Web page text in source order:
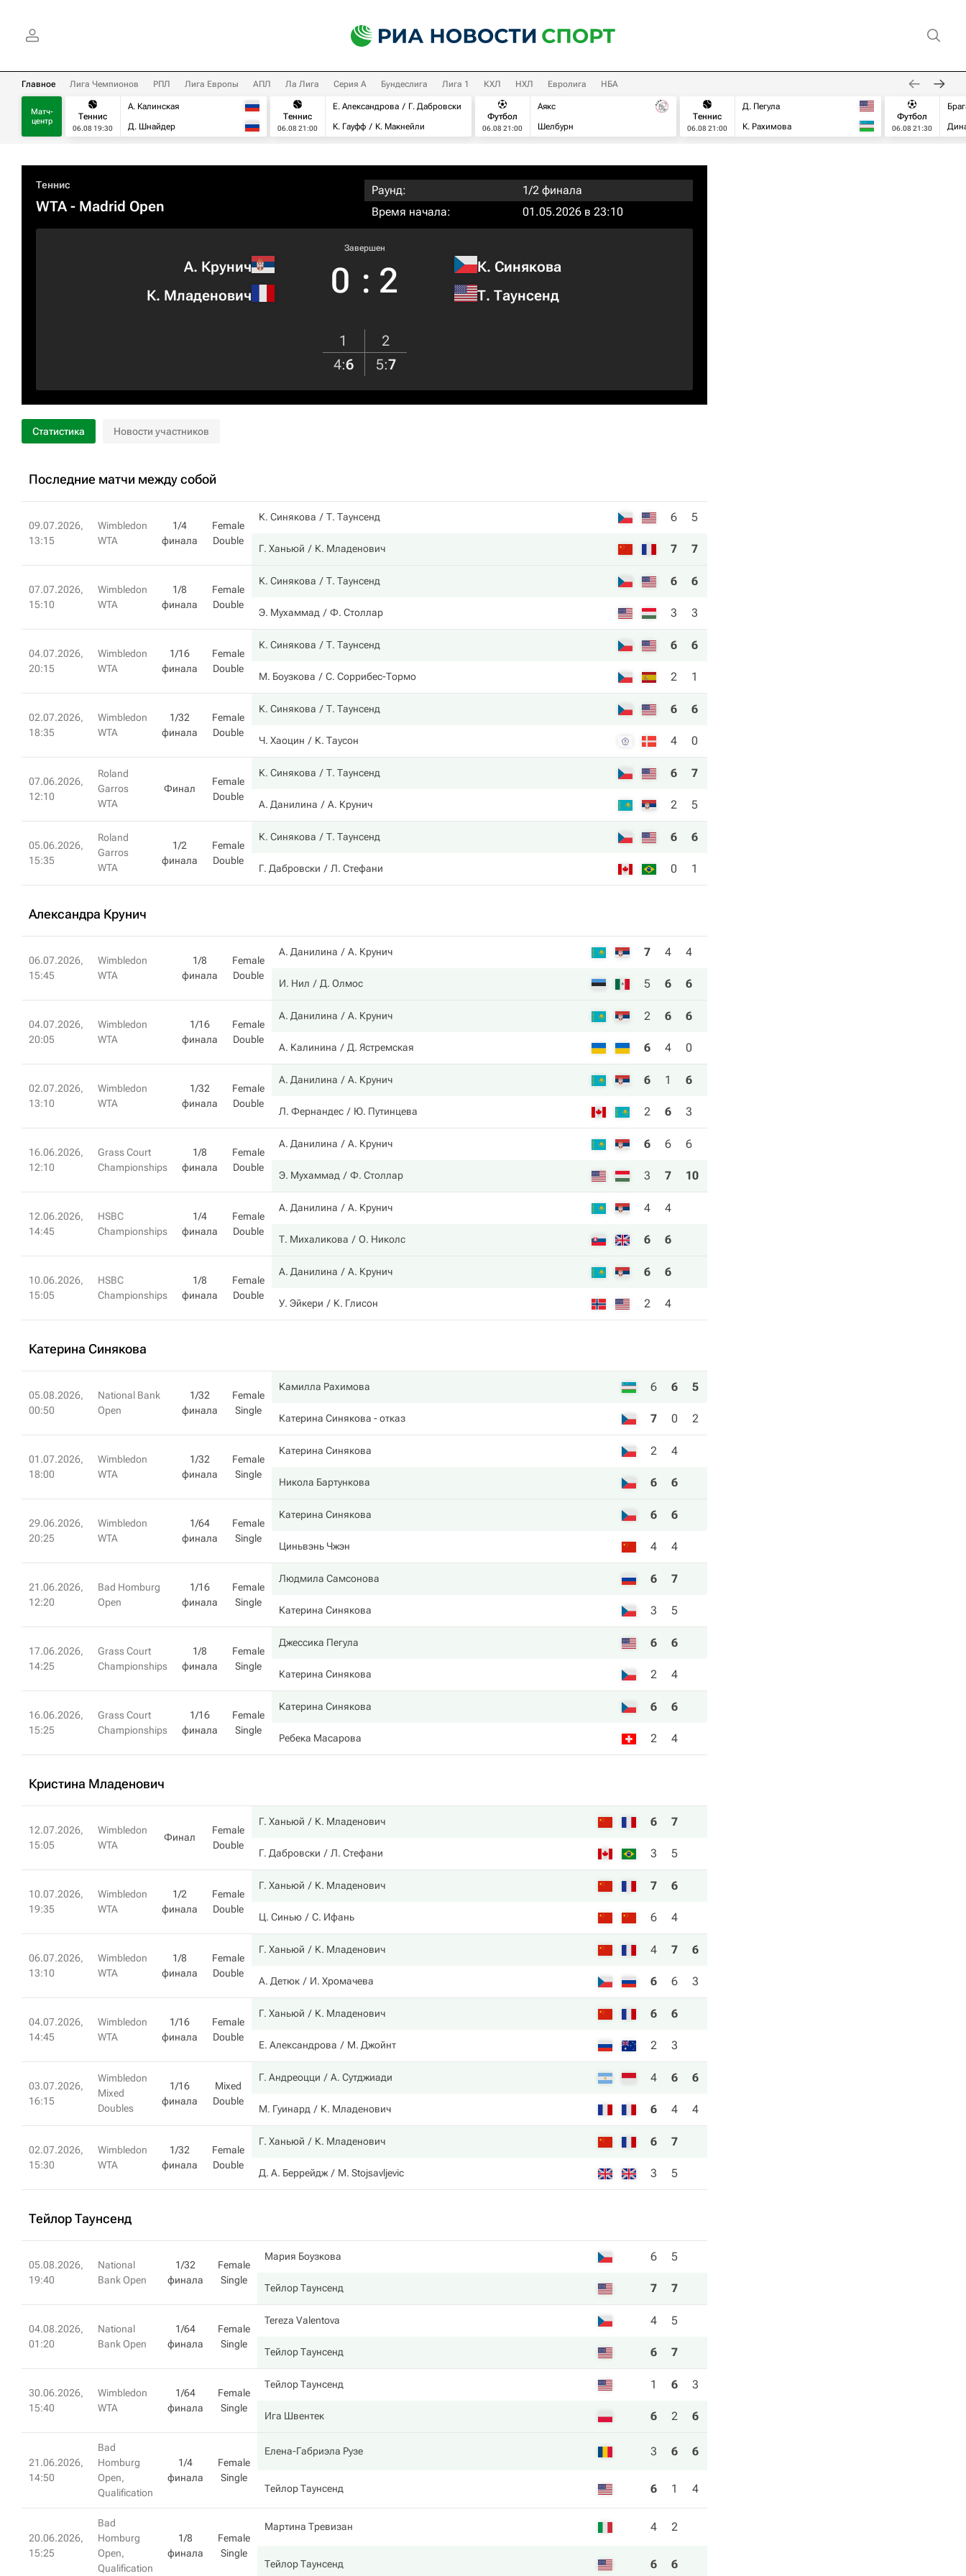
Главное Лига Чемпионов РПЛ Лига Европы АПЛ Ла Лига Серия А Бундеслига Лига 1 КХЛ НХЛ Евролига НБА
Матч-
центр
Теннис
06.08 19:30
А. Калинская
Д. Шнайдер
Теннис
06.08 21:00
Е. Александрова
Г. Дабровски
К. Гауфф
К. Макнейли
Футбол
06.08 21:00
Аякс
Шелбурн
Теннис
06.08 21:00
Д. Пегула
К. Рахимова
Футбол
06.08 21:30
Теннис
WTA- Madrid Open
Раунд:
1/2 финала
Время начала:
01.05.2026 в 23:10
А. Крунич
К. Младенович
Завершен
0 : 2
К. Синякова
Т. Таунсенд
1
2
4:6 5:7
Статистика Новости участников
Последние матчи между собой
09.07.2026,
13:15
Wimbledon
WTA
1/4
финала
Female
Double
К. Синякова Т. Таунсенд 6 5
Г. Ханьюй К. Младенович 7 7
07.07.2026,
15:10
Wimbledon
WTA
1/8
финала
Female
Double
К. Синякова Т. Таунсенд 6 6
Э. Мухаммад Ф. Столлар 3 3
04.07.2026,
20:15
Wimbledon
WTA
1/16
финала
Female
Double
К. Синякова Т. Таунсенд 6 6
М. Боузкова С. Соррибес-Тормо 2 1
02.07.2026,
18:35
Wimbledon
WTA
1/32
финала
Female
Double
К. Синякова Т. Таунсенд 6 6
Ч. Хаоцин К. Таусон 4 0
07.06.2026,
12:10
Roland
Garros
WTA
Финал
Female
Double
К. Синякова Т. Таунсенд 6 7
А. Данилина А. Крунич 2 5
05.06.2026,
15:35
Roland
Garros
WTA
1/2
финала
Female
Double
К. Синякова Т. Таунсенд 6 6
Г. Дабровски Л. Стефани 0 1
Александра Крунич
06.07.2026,
15:45
Wimbledon
WTA
1/8
финала
Female
Double
А. Данилина А. Крунич 7 4 4
И. Нил Д. Олмос 5 6 6
04.07.2026,
20:05
Wimbledon
WTA
1/16
финала
Female
Double
А. Данилина А. Крунич 2 6 6
А. Калинина Д. Ястремская 6 4 0
02.07.2026,
13:10
Wimbledon
WTA
1/32
финала
Female
Double
А. Данилина А. Крунич 6 1 6
Л. Фернандес Ю. Путинцева 2 6 3
16.06.2026,
12:10
Grass Court
Championships
1/8
финала
Female
Double
А. Данилина А. Крунич 6 6 6
Э. Мухаммад Ф. Столлар 3 7 10
12.06.2026,
14:45
HSBC
Championships
1/4
финала
Female
Double
А. Данилина А. Крунич 4 4
Т. Михаликова О. Николс 6 6
10.06.2026,
15:05
HSBC
Championships
1/8
финала
Female
Double
А. Данилина А. Крунич 6 6
У. Эйкери К. Глисон 2 4
Катерина Синякова
05.08.2026,
00:50
National Bank
Open
1/32
финала
Female
Single
Камилла Рахимова 6 6 5
Катерина Синякова - отказ 7 0 2
01.07.2026,
18:00
Wimbledon
WTA
1/32
финала
Female
Single
Катерина Синякова 2 4
Никола Бартункова 6 6
29.06.2026,
20:25
Wimbledon
WTA
1/64
финала
Female
Single
Катерина Синякова 6 6
Циньвэнь Чжэн 4 4
21.06.2026,
12:20
Bad Homburg
Open
1/16
финала
Female
Single
Людмила Самсонова 6 7
Катерина Синякова 3 5
17.06.2026,
14:25
Grass Court
Championships
1/8
финала
Female
Single
Джессика Пегула 6 6
Катерина Синякова 2 4
16.06.2026,
15:25
Grass Court
Championships
1/16
финала
Female
Single
Катерина Синякова 6 6
Ребека Масарова 2 4
Кристина Младенович
12.07.2026,
15:05
Wimbledon
WTA
Финал
Female
Double
Г. Ханьюй К. Младенович 6 7
Г. Дабровски Л. Стефани 3 5
10.07.2026,
19:35
Wimbledon
WTA
1/2
финала
Female
Double
Г. Ханьюй К. Младенович 7 6
Ц. Синью С. Ифань 6 4
06.07.2026,
13:10
Wimbledon
WTA
1/8
финала
Female
Double
Г. Ханьюй К. Младенович 4 7 6
А. Детюк И. Хромачева 6 6 3
04.07.2026,
14:45
Wimbledon
WTA
1/16
финала
Female
Double
Г. Ханьюй К. Младенович 6 6
Е. Александрова М. Джойнт 2 3
03.07.2026,
16:15
Wimbledon
Mixed
Doubles
1/16
финала
Mixed
Double
Г. Андреоцци А. Сутджиади 4 6 6
М. Гуинард К. Младенович 6 4 4
02.07.2026,
15:30
Wimbledon
WTA
1/32
финала
Female
Double
Г. Ханьюй К. Младенович 6 7
Д. А. Беррейдж M. Stojsavljevic 3 5
Тейлор Таунсенд
05.08.2026,
19:40
National
Bank Open
1/32
финала
Female
Single
Мария Боузкова 6 5
Тейлор Таунсенд 7 7
04.08.2026,
01:20
National
Bank Open
1/64
финала
Female
Single
Tereza Valentova 4 5
Тейлор Таунсенд 6 7
30.06.2026,
15:40
Wimbledon
WTA
1/64
финала
Female
Single
Тейлор Таунсенд 1 6 3
Ига Швентек 6 2 6
21.06.2026,
14:50
Bad
Homburg
Open,
Qualification
1/4
финала
Female
Single
Елена-Габриэла Рузе 3 6 6
Тейлор Таунсенд 6 1 4
20.06.2026,
15:25
Bad
Homburg
Open,
Qualification
1/8
финала
Female
Single
Мартина Тревизан 4 2
Тейлор Таунсенд 6 6